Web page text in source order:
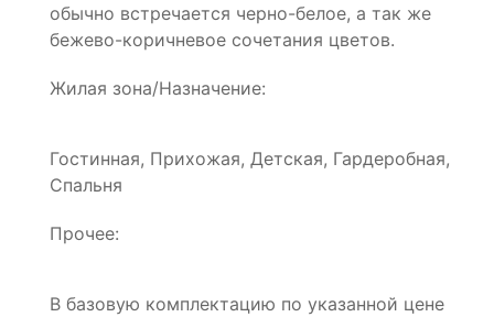
обычно встречается черно-белое, а так же
бежево-коричневое сочетания цветов.
Жилая зона/Назначение:
Гостинная, Прихожая, Детская, Гардеробная,
Спальня
Прочее:
В базовую комплектацию по указанной цене